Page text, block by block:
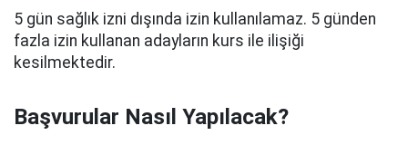
5 gün sağlık izni dışında izin kullanılamaz. 5 günden
fazla izin kullanan adayların kurs ile ilişiği
kesilmektedir.
Başvurular Nasıl Yapılacak?